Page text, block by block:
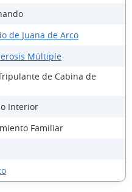
de Juana de Arco
Múltiple
de Cabina de
Interior
Familiar